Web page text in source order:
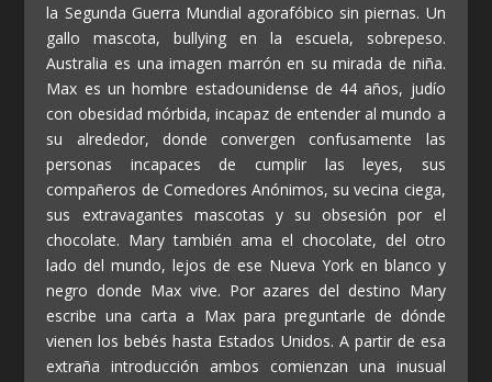
la Segunda Guerra Mundial agorafóbico sin piernas. Un
gallo mascota, bullying en la escuela, sobrepeso.
Australia es una imagen marrón en su mirada de niña.
Max es un hombre estadounidense de 44 años, judío
con obesidad mórbida, incapaz de entender al mundo a
su alrededor, donde convergen confusamente las
personas incapaces de cumplir las leyes, sus
compañeros de Comedores Anónimos, su vecina ciega,
sus extravagantes mascotas y su obsesión por el
chocolate. Mary también ama el chocolate, del otro
lado del mundo, lejos de ese Nueva York en blanco y
negro donde Max vive. Por azares del destino Mary
escribe una carta a Max para preguntarle de dónde
vienen los bebés hasta Estados Unidos. A partir de esa
extraña introducción ambos comienzan una inusual